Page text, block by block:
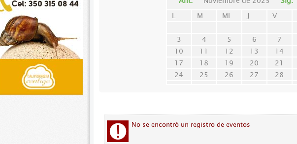
L
M Mi J V
3
4 5 6 7
10
11 12 13 14
17
18 19 20 21
24
25 26 27 28
No se encontró un registro de eventos